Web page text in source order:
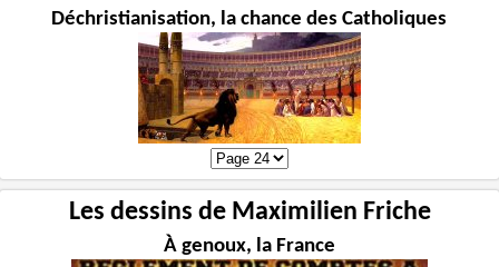
Déchristianisation, la chance des Catholiques
Les dessins de Maximilien Friche
À genoux, la France